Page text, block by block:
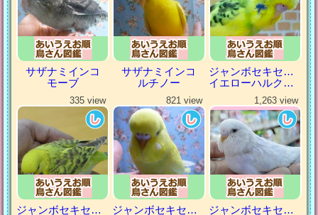
サザナミインコ
モーブ
サザナミインコ
ルチノー
ジャンボセキセイインコ
イエローハルクイン
335 view
ジャンボセキセイインコ
821 view
ジャンボセキセイインコ
1,263 view
ジャンボセキセイインコ